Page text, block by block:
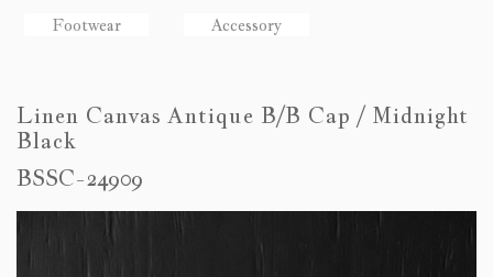
Footwear
Accessory
Linen Canvas Antique B/B Cap / Midnight
Black
BSSC-24909